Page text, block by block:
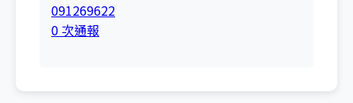
091269622
0 次通報